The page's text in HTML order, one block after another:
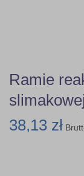
Ramie
38,13 zł